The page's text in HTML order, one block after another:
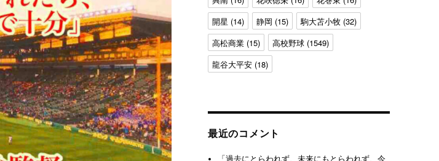
開星 (14) 静岡 (15) 駒大苫小牧(32)
高松商業(15) 高校野球(1549)
龍谷大平安(18)
最近のコメント